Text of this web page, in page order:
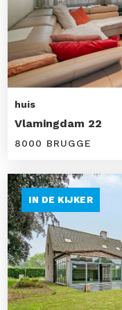
huis
Vlamingdam 22
8000 BRUGGE
IN DE KIJKER